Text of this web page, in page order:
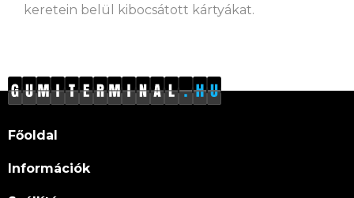
keretein belül kibocsátott kártyákat.
Főoldal
Információk